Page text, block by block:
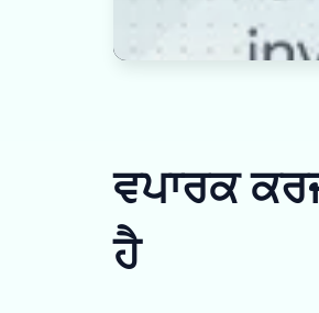
ਵਪਾਰਕ
ਹੈ